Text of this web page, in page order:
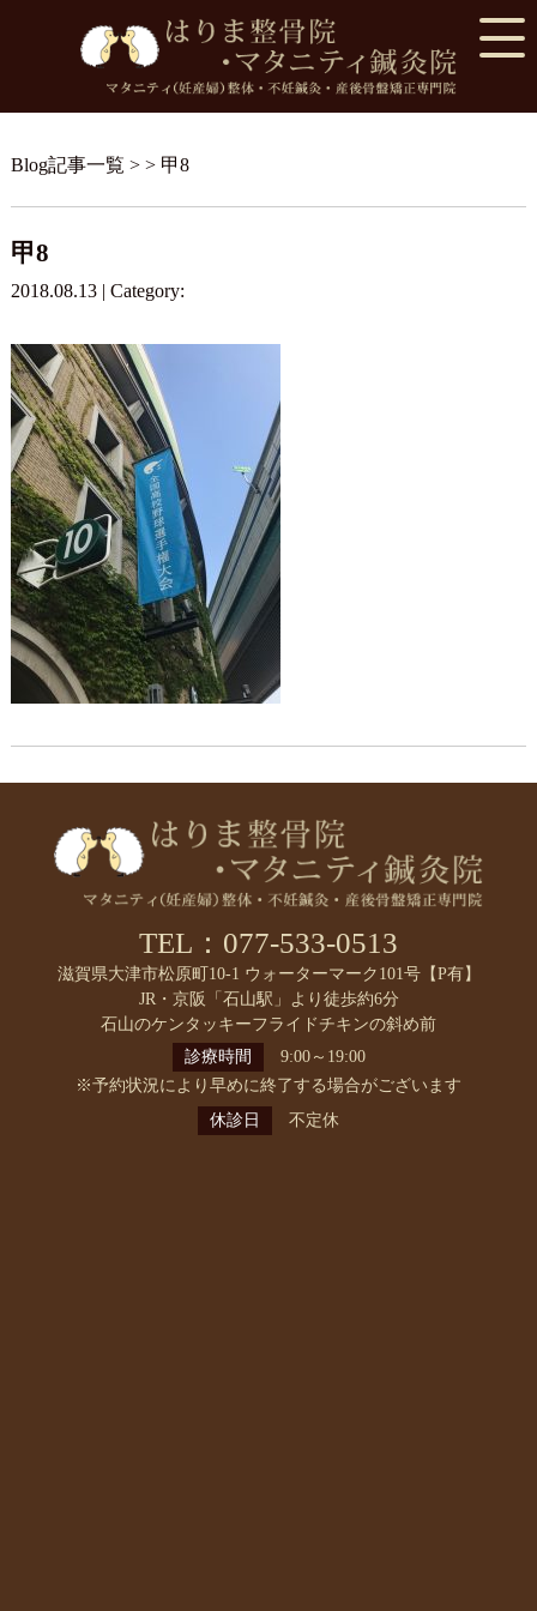
Blog記事一覧 > > 甲8
甲8
2018.08.13 | Category:
TEL：077-533-0513
滋賀県大津市松原町10-1 ウォーターマーク101号【P有】
JR・京阪「石山駅」より徒歩約6分
石山のケンタッキーフライドチキンの斜め前
診療時間
9:00～19:00
※予約状況により早めに終了する場合がございます
休診日
不定休